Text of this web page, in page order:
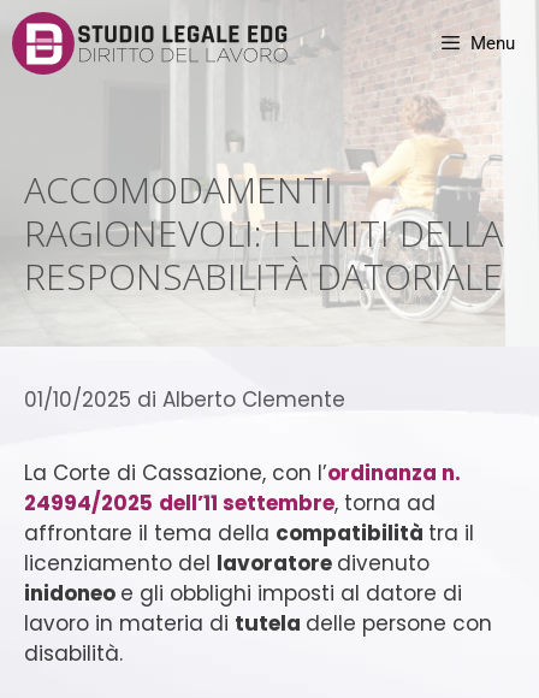
Menu
ACCOMODAMENTI
RAGIONEVOLI: I LIMITI DELLA
RESPONSABILITÀ DATORIALE
01/10/2025 di Alberto Clemente
La Corte di Cassazione, con l’ordinanza n.
24994/2025 dell’11 settembre, torna ad
affrontare il tema della compatibilità tra il
licenziamento del lavoratore divenuto
inidoneo e gli obblighi imposti al datore di
lavoro in materia di tutela delle persone con
disabilità.